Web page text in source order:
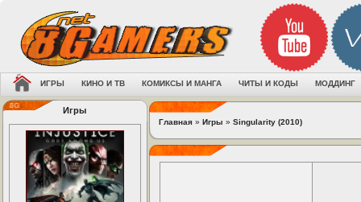
ИГРЫ КИНО И ТВ КОМИКСЫ И МАНГА ЧИТЫ И КОДЫ МОДДИНГ
Игры
Главная » Игры » Singularity (2010)